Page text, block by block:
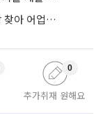
노동진 수협 회장, 제주 고수온 피해 현장 찾아 어업인 지원 점검
추가취재 원해요
0